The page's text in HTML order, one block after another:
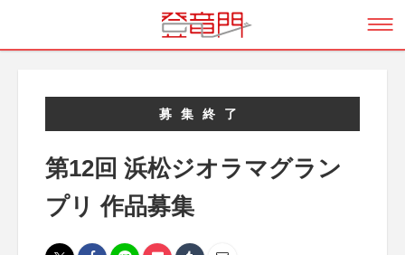
募集終了
第12回 浜松ジオラマグラン
プリ 作品募集